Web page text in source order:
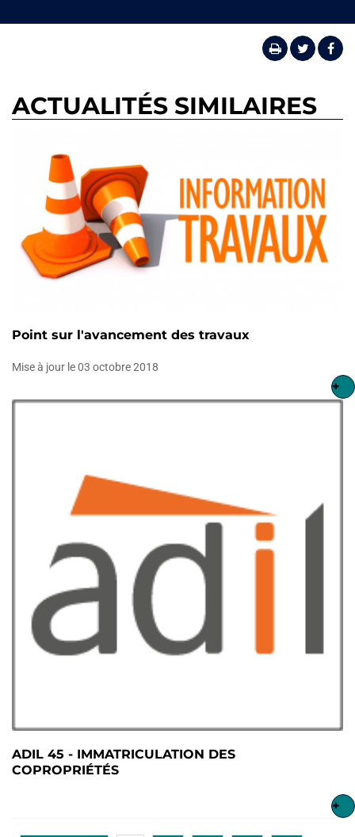
ACTUALITÉS SIMILAIRES
Point sur l'avancement des travaux
Mise à jour le 03 octobre 2018
+
ADIL 45 - IMMATRICULATION DES
COPROPRIÉTÉS
+